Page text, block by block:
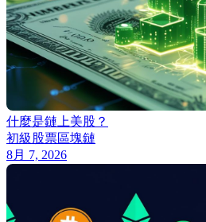
什麼是鏈上美股？
初級 股票區塊鏈
8月 7, 2026